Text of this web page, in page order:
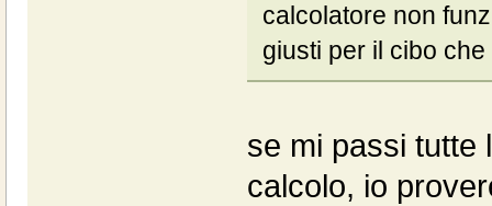
calcolatore non
giusti per il cibo che
se mi passi tutte
calcolo, io